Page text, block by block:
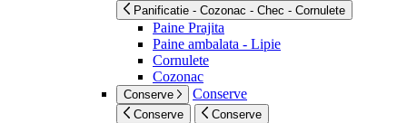
Panificatie - Cozonac - Chec - Cornulete
Paine Prajita
Paine ambalata - Lipie
Cornulete
Cozonac
Conserve Conserve
Conserve Conserve